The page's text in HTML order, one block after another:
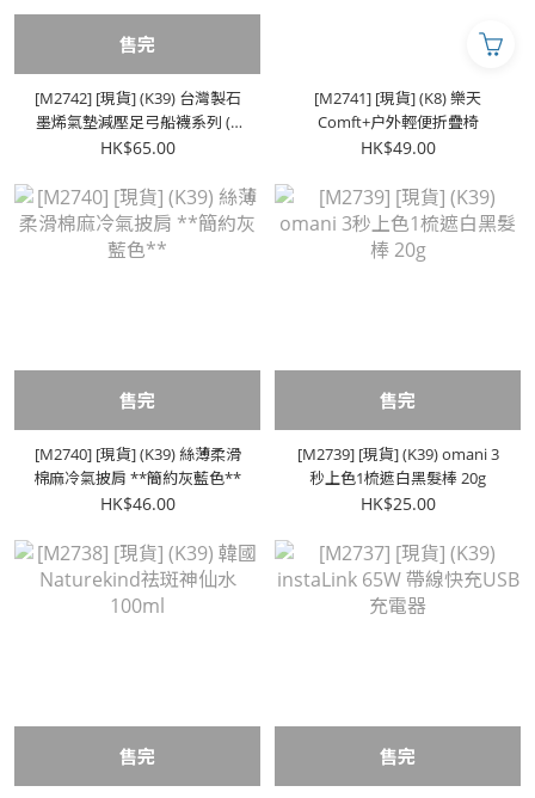
售完
[M2742] [現貨] (K39) 台灣製石
墨烯氣墊減壓足弓船襪系列 (1
色各2對 | 1套共6對) **女款**
HK$65.00
[M2741] [現貨] (K8) 樂天
Comft+户外輕便折疊椅
HK$49.00
售完
[M2740] [現貨] (K39) 絲薄柔滑
棉麻冷氣披肩 **簡約灰藍色**
HK$46.00
售完
[M2739] [現貨] (K39) omani 3
秒上色1梳遮白黑髮棒 20g
HK$25.00
售完 售完